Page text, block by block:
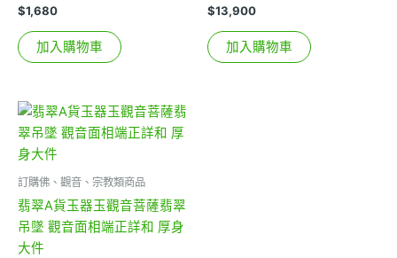
$1,680
加入購物車
$13,900
加入購物車
訂購佛、觀音、宗教類商品
翡翠A貨玉器玉觀音菩薩翡翠
吊墜 觀音面相端正詳和 厚身
大件